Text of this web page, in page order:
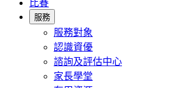
比賽
服務
服務對象
認識資優
諮詢及評估中心
家長學堂